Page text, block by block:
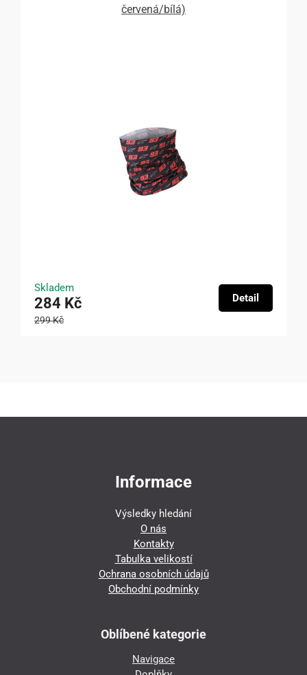
červená/bílá)
Skladem
284 Kč
299 Kč
Detail
Informace
Výsledky hledání
O nás
Kontakty
Tabulka velikostí
Ochrana osobních údajů
Obchodní podmínky
Oblíbené kategorie
Navigace